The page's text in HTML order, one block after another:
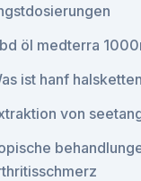
öl medterra
ist hanf halsketten
von